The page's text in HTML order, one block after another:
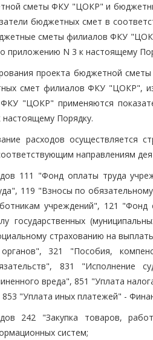
сметы ФКУ "ЦОКР" и
бюджетных смет в
сметы филиалов ФКУ
приложению N 3 к настоящему
проекта бюджетной
смет филиалов ФКУ "ЦОКР",
"ЦОКР" применяются
Порядку.
расходов осуществляется
направлениям
111 "Фонд оплаты труда
119 "Взносы по
учреждений", 121 "Фонд
государственных
страхованию на
органов", 321 "Пособия,
831 "Исполнение
вреда", 851 "Уплата
"Уплата иных платежей" -
242 "Закупка товаров,
систем;